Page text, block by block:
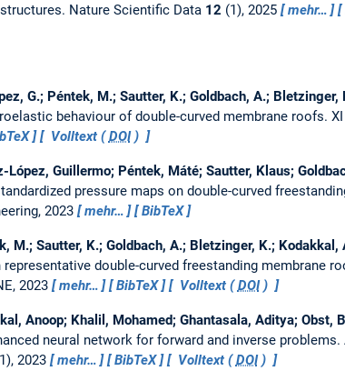
Nature Scientific Data 12 (1), 2025 mehr…
G.; Péntek, M.; Sautter, K.; Goldbach, A.; Bletzinger,
behaviour of double-curved membrane roofs.
Volltext (DOI)
López, Guillermo; Péntek, Máté; Sautter, Klaus;
pressure maps on double-curved
2023
mehr… BibTeX
M.; Sautter, K.; Goldbach, A.; Bletzinger, K.; Kodakkal,
double-curved freestanding membrane
2023
mehr… BibTeX Volltext (DOI)
Anoop; Khalil, Mohamed; Ghantasala, Aditya; Obst,
neural network for forward and inverse problems.
2023 mehr… BibTeX Volltext (DOI)